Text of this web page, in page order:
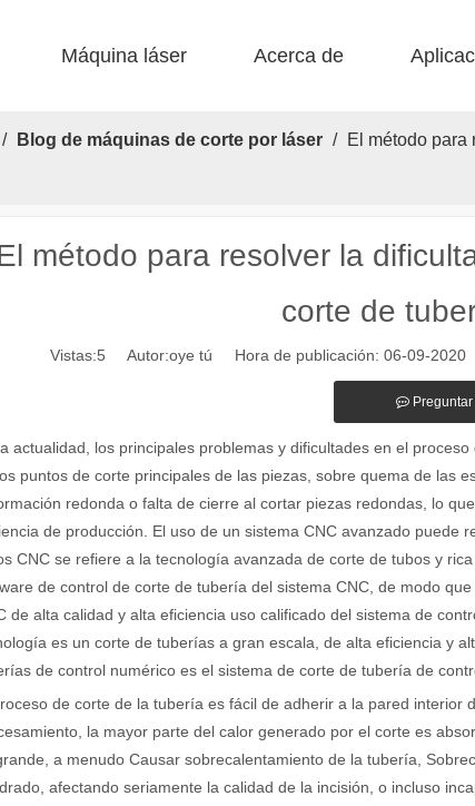
Máquina láser Acerca de
/ Blog de máquinas de corte por láser / El método para
de las máquinas de marcado láser en la fabricación
método para resolver la
corte de
Vistas:5 Autor:oye tú Hora de publicación: 06-09-
Preguntar
actualidad, los principales problemas y dificultades en el
puntos de corte principales de las piezas, sobre quema de las
redonda o falta de cierre al cortar piezas redondas, lo
de producción. El uso de un sistema CNC avanzado puede
CNC se refiere a la tecnología avanzada de corte de tubos y
de control de corte de tubería del sistema CNC, de modo
de alta calidad y alta eficiencia uso calificado del sistema de
es un corte de tuberías a gran escala, de alta eficiencia y
de control numérico es el sistema de corte de tubería de
de corte de la tubería es fácil de adherir a la pared interior
la mayor parte del calor generado por el corte es
a menudo Causar sobrecalentamiento de la tubería,
afectando seriamente la calidad de la incisión, o incluso